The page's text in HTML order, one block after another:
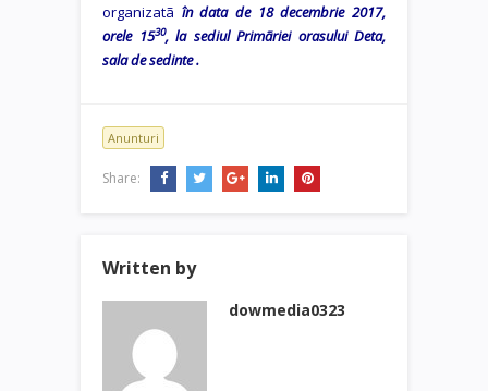
organizatã în data de 18 decembrie 2017,
orele 1530, la sediul Primãriei orasului Deta,
sala de sedinte .
Anunturi
Share:
Written by
dowmedia0323